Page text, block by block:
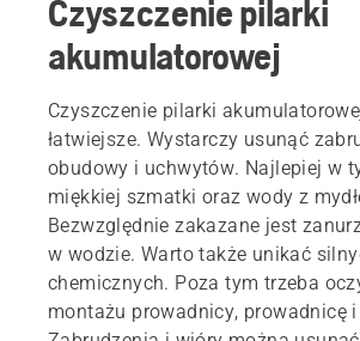
Czyszczenie pilarki
akumulatorowej
Czyszczenie pilarki
łatwiejsze. Wystarczy usunąć
obudowy i uchwytów. Najlepiej w
miękkiej szmatki oraz wody z
Bezwzględnie zakazane jest
w wodzie. Warto także unikać
chemicznych. Poza tym trzeba
montażu prowadnicy, prowadnicę i